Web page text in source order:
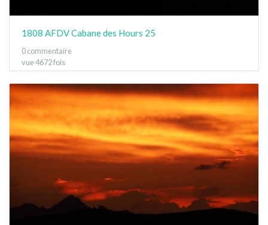
1808 AFDV Cabane des Hours 25
0 commentaire
vue 4672 fois